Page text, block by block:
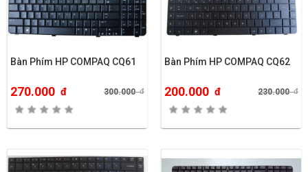
Bàn Phím HP COMPAQ CQ61
270.000 đ 300.000đ
Bàn Phím HP COMPAQ CQ62
200.000 đ 230.000đ